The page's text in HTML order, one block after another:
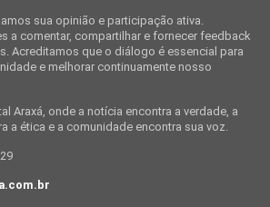
sua opinião e participação ativa.
a comentar, compartilhar e fornecer feedback
Acreditamos que o diálogo é essencial para
e melhorar continuamente nosso
Araxá, onde a notícia encontra a verdade, a
a ética e a comunidade encontra sua voz.